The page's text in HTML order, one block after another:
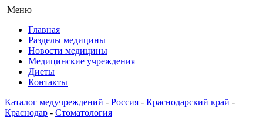
Меню
Главная
Разделы медицины
Новости медицины
Медицинские учреждения
Диеты
Контакты
Каталог медучреждений - Россия - Краснодарский край -
Краснодар - Стоматология